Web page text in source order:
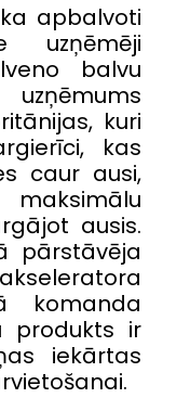
apbalvoti
uzņēmēji
balvu
kuri
kas
caur ausi,
ausis.
pārstāvēja
komanda
produkts ir
iekārtas